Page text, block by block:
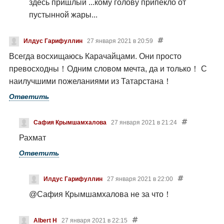
что то.
здесь пришлый ...кому голову припекло от
пустынной жары...
Илдус Гарифуллин 27 января 2021 в 20:59
Всегда восхищаюсь Карачайцами. Они просто
превосходны！Одним словом мечта, да и только！
С
наилучшими пожеланиями из Татарстана！
Ответить
Сафия Крымшамхалова 27 января 2021 в 21:24
Рахмат
Ответить
Илдус Гарифуллин 27 января 2021 в 22:00
@Сафия Крымшамхалова не за что！
Albert H 27 января 2021 в 22:15